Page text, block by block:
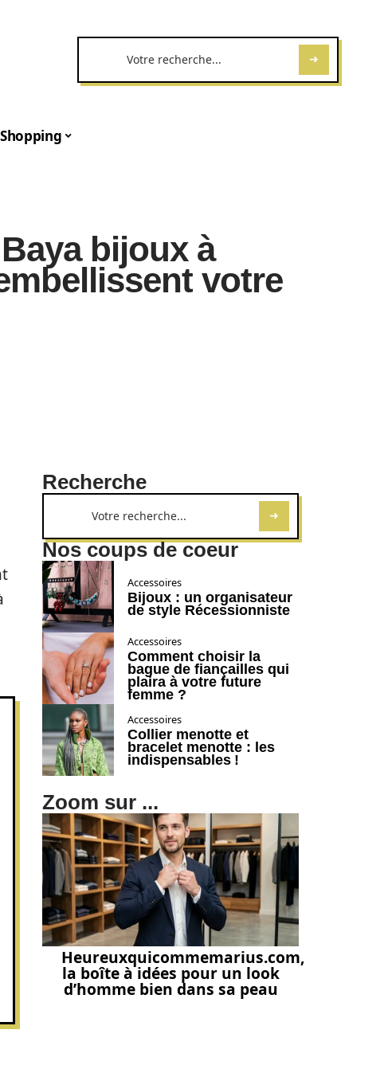
Shopping
bijoux à
votre
Recherche
Nos coups de coeur
Accessoires
Bijoux : un organisateur
de style Récessionniste
Accessoires
Comment choisir la
bague de fiançailles qui
plaira à votre future
femme ?
Accessoires
Collier menotte et
bracelet menotte : les
indispensables !
Zoom sur ...
Heureuxquicommemarius.com,
la boîte à idées pour un look
d’homme bien dans sa peau